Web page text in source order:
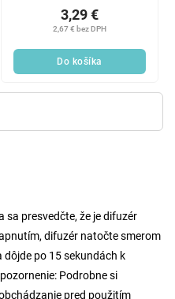
2,67 € bez DPH
3,29 €
Do košíka
sa presvedčte, že je difuzér
difuzér natočte smerom
po 15 sekundách k
Podrobne si
pred použitím